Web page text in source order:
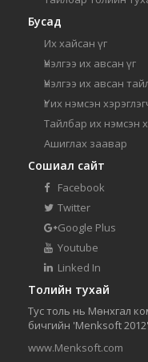
Бусад
Их хайсан үг
Үнэлгээ их авсан үг
Үнэлгээ их авсан
Үг их нэмсэн
Тайлбар их нэмсэн
Ашиглах заавар
Сошиал сайт
Facebook
Twitter
Google Plus
Youtube
Linked In
Толийн тухай
Тус толь нь Мөнхгал
бичгийн 'Menksoft
www.Menksoft.com